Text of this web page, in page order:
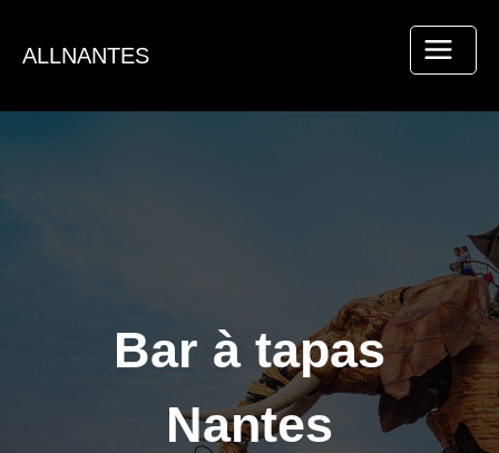
contenu
ALLNANTES
Bar à tapas
Nantes